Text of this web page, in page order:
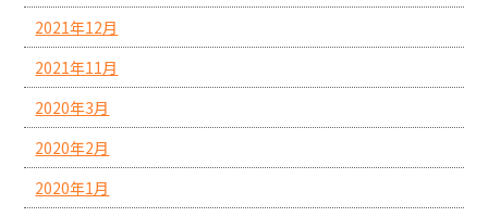
2021年12月
2021年11月
2020年3月
2020年2月
2020年1月